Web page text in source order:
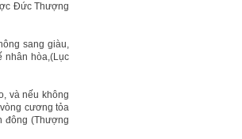
Đức Thượng
sang giàu,
nhân hòa,(Lục
và nếu không
cương tỏa
đông (Thượng